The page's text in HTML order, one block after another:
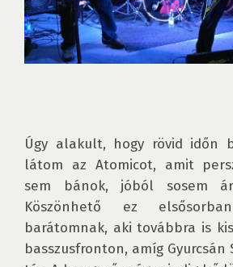
Úgy alakult, hogy rövid időn
látom az Atomicot, amit
sem bánok, jóból sosem
Köszönhető ez
barátomnak, aki továbbra is
basszusfronton, amíg Gyurcsán